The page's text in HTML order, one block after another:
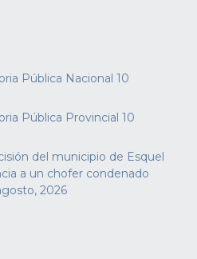
Pública Nacional 10
Pública Provincial 10
del municipio de Esquel
a un chofer condenado
2026